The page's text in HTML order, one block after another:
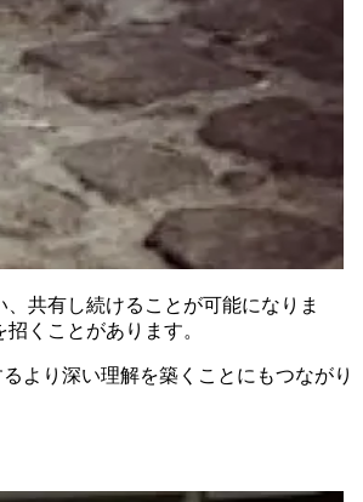
共有し続けることが可能になりま
くことがあります。
より深い理解を築くことにもつながり